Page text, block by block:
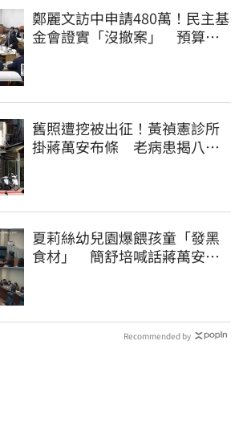
鄭麗文訪中申請480萬！民主基
金會證實「沒撤案」 預算被
舊照遭挖被出征！黃禎憲診所
掛蔣萬安布條 老病患揭八仙
夏莉絲幼兒園爆餵孩童「發黑
食材」 簡舒培喊話蔣萬安：
Recommended by